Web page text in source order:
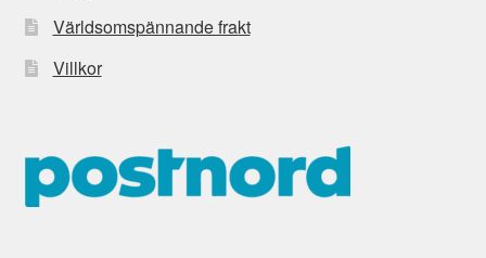
Världsomspännande frakt
Villkor